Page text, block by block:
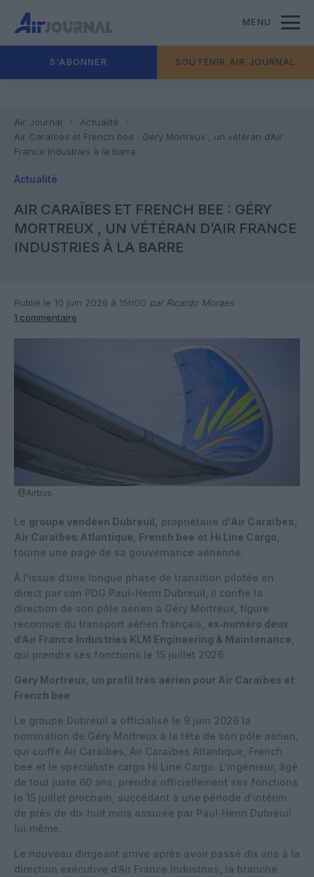
MENU
S'ABONNER SOUTENIR AIR JOURNAL
Air Journal
Actualité
Air Caraïbes et French bee : Géry Mortreux , un vétéran d’Air
France Industries à la barre
Actualité
AIR CARAÏBES ET FRENCH BEE : GÉRY
MORTREUX , UN VÉTÉRAN D’AIR FRANCE
INDUSTRIES À LA BARRE
Publié le 10 juin 2026 à 15h00 par Ricardo Moraes
1 commentaire
@Airbus
Le groupe vendéen Dubreuil, propriétaire d’Air Caraïbes,
Air Caraïbes Atlantique, French bee et Hi Line Cargo
tourne une page de sa gouvernance aérienne.
À l’issue d’une longue phase de transition pilotée en
direct par son PDG Paul-Henri Dubreuil, il confie la
direction de son pôle aérien à Géry Mortreux, figure
reconnue du transport aérien français, ex‑numéro deux
d’Air France Industries KLM Engineering & Maintenance
qui prendra ses fonctions le 15 juillet 2026.
Géry Mortreux, un profil très aérien pour Air Caraïbes et
French bee
Le groupe Dubreuil a officialisé le 9 juin 2026 la
nomination de Géry Mortreux à la tête de son pôle aérien,
qui coiffe Air Caraïbes, Air Caraïbes Atlantique, French
bee et le spécialiste cargo Hi Line Cargo. L’ingénieur, âgé
de tout juste 60 ans, prendra officiellement ses fonctions
le 15 juillet prochain, succédant à une période d’intérim
de près de dix‑huit mois assurée par Paul‑Henri Dubreuil
lui‑même.
Le nouveau dirigeant arrive après avoir passé dix ans à la
direction exécutive d’Air France Industries, la branche